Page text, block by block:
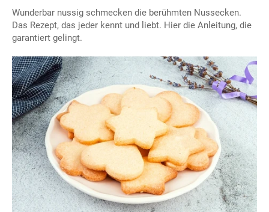
Wunderbar nussig schmecken die berühmten Nussecken.
Das Rezept, das jeder kennt und liebt. Hier die Anleitung, die
garantiert gelingt.